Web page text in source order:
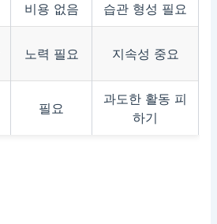
비용 없음 습관 형성 필요
노력 필요 지속성 중요
필요
과도한 활동 피
하기